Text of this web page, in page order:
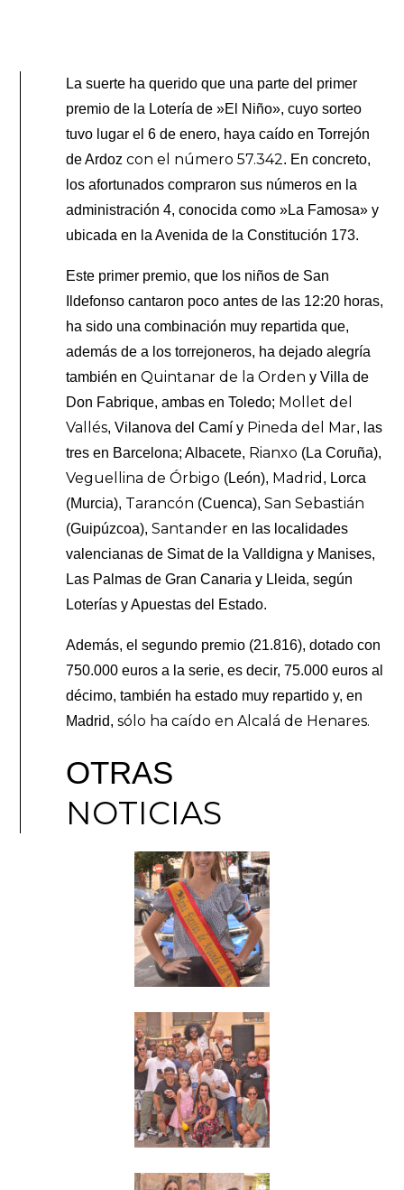
La suerte ha querido que una parte del primer
premio de la Lotería de »El Niño», cuyo sorteo
tuvo lugar el 6 de enero, haya caído en Torrejón
de Ardozcon el número 57.342. En concreto,
los afortunados compraron sus números en la
administración 4, conocida como »La Famosa» y
ubicada en la Avenida de la Constitución 173.
Este primer premio, que los niños de San
Ildefonso cantaron poco antes de las 12:20 horas,
ha sido una combinación muy repartida que,
además de a los torrejoneros, ha dejado alegría
también enQuintanar de la Orden y Villa de
Don Fabrique, ambas en Toledo; Mollet del
Vallés, Vilanova del Camí y Pineda del Mar, las
tres en Barcelona; Albacete, Rianxo (La Coruña),
Veguellina de Órbigo (León), Madrid , Lorca
(Murcia), Tarancón (Cuenca),San Sebastián
(Guipúzcoa),Santander en las localidades
valencianas de Simat de la Valldigna y Manises,
Las Palmas de Gran Canaria y Lleida, según
Loterías y Apuestas del Estado.
Además, el segundo premio (21.816), dotado con
750.000 euros a la serie, es decir, 75.000 euros al
décimo, también ha estado muy repartido y, en
Madrid,sólo ha caído en Alcalá de Henares.
OTRAS
NOTICIAS